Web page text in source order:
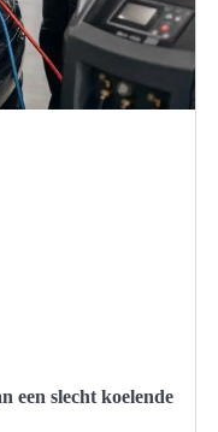
een slecht koelende